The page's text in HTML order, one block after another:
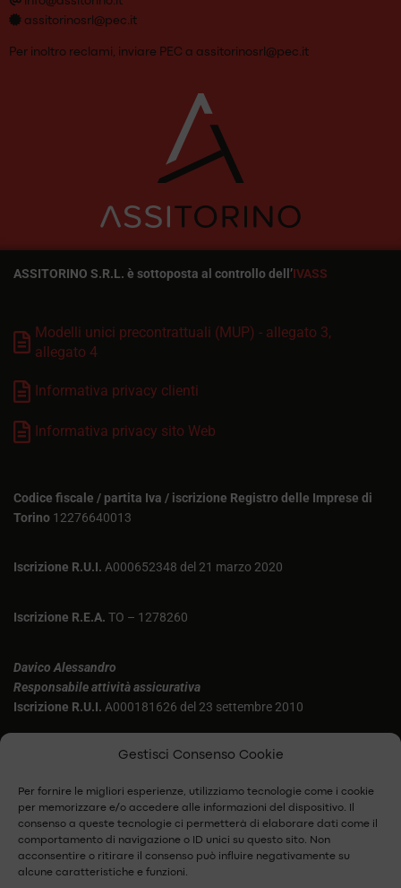
Gestisci Consenso Cookie
Per fornire le migliori esperienze, utilizziamo tecnologie come i cookie
per memorizzare e/o accedere alle informazioni del dispositivo. Il
consenso a queste tecnologie ci permetterà di elaborare dati come il
comportamento di navigazione o ID unici su questo sito. Non
acconsentire o ritirare il consenso può influire negativamente su
alcune caratteristiche e funzioni.
assitorinosrl@pec.it
Per inoltro reclami, inviare PEC a assitorinosrl@pec.it
ASSITORINO S.R.L. è sottoposta al controllo dell’IVASS
Modelli unici precontrattuali (MUP) - allegato 3,
allegato 4
Informativa privacy clienti
Informativa privacy sito Web
Codice fiscale / partita Iva / iscrizione Registro delle Imprese di
Torino 12276640013
Iscrizione R.U.I. A000652348 del 21 marzo 2020
Iscrizione R.E.A. TO – 1278260
Davico Alessandro
Responsabile attività assicurativa
Iscrizione R.U.I. A000181626 del 23 settembre 2010
Agenzia 6149 Di Allianz Next S.p.A.
Sede legale: Piazza Tre Torri 3 – 20145 Milano (MI)